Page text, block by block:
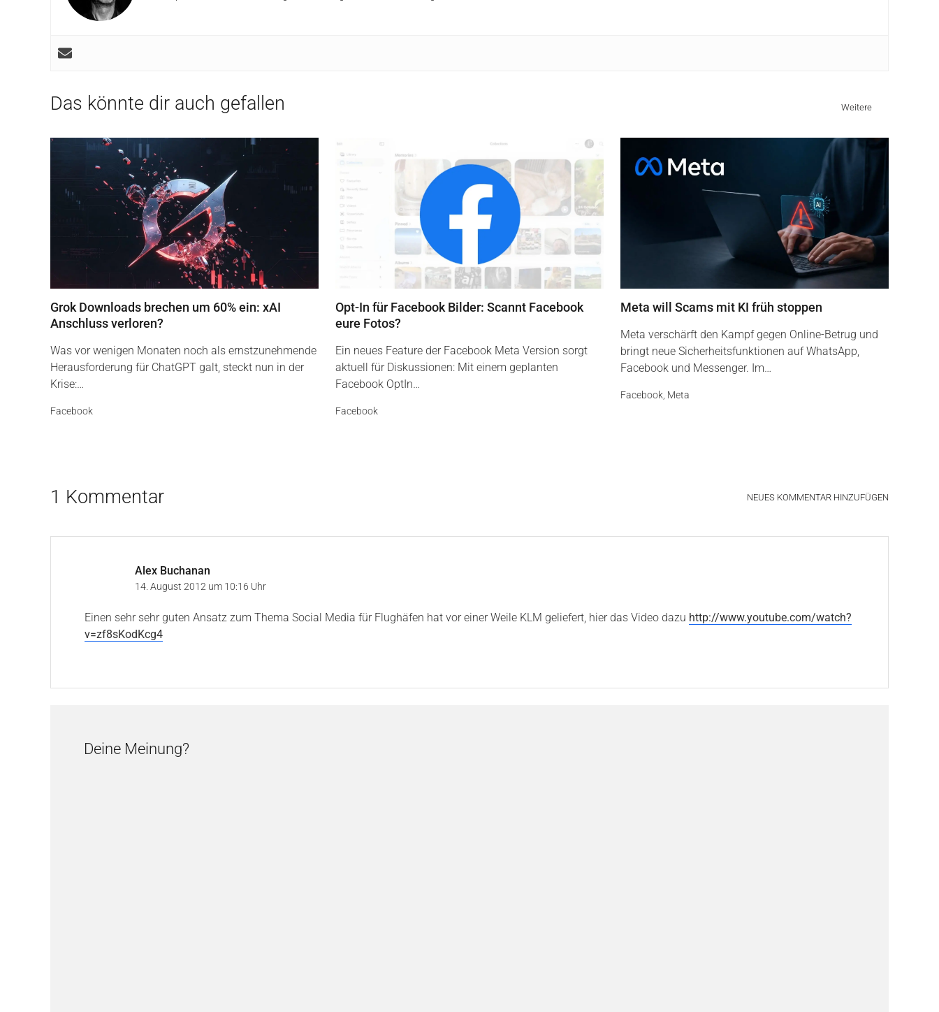
Das könnte dir auch gefallen Weitere
Grok Downloads brechen um 60% ein: xAI
Anschluss verloren?
Was vor wenigen Monaten noch als ernstzunehmende
Herausforderung für ChatGPT galt, steckt nun in der
Krise:…
Facebook
Opt-In für Facebook Bilder: Scannt Facebook
eure Fotos?
Ein neues Feature der Facebook Meta Version sorgt
aktuell für Diskussionen: Mit einem geplanten
Facebook OptIn…
Facebook
Meta will Scams mit KI früh stoppen
Meta verschärft den Kampf gegen Online-Betrug und
bringt neue Sicherheitsfunktionen auf WhatsApp,
Facebook und Messenger. Im…
Facebook Meta
1 Kommentar NEUES KOMMENTAR HINZUFÜGEN
Alex Buchanan
14. August 2012 um 10:16 Uhr
Einen sehr sehr guten Ansatz zum Thema Social Media für Flughäfen hat vor einer Weile KLM geliefert, hier das Video dazu http://www.youtube.com/watch?
v=zf8sKodKcg4
Deine Meinung?